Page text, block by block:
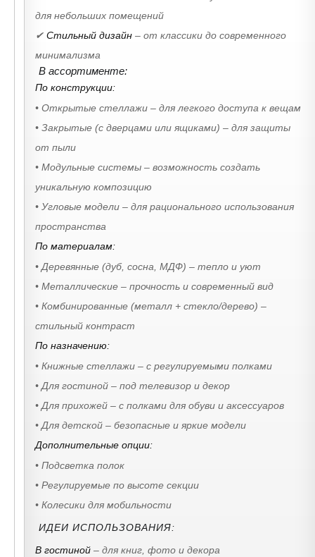
для небольших помещений
✔ Стильный дизайн – от классики до современного
минимализма
В ассортименте:
По конструкции:
• Открытые стеллажи – для легкого доступа к вещам
• Закрытые (с дверцами или ящиками) – для защиты
от пыли
• Модульные системы – возможность создать
уникальную композицию
• Угловые модели – для рационального использования
пространства
По материалам:
• Деревянные (дуб, сосна, МДФ) – тепло и уют
• Металлические – прочность и современный вид
• Комбинированные (металл + стекло/дерево) –
стильный контраст
По назначению:
• Книжные стеллажи – с регулируемыми полками
• Для гостиной – под телевизор и декор
• Для прихожей – с полками для обуви и аксессуаров
• Для детской – безопасные и яркие модели
Дополнительные опции:
• Подсветка полок
• Регулируемые по высоте секции
• Колесики для мобильности
ИДЕИ ИСПОЛЬЗОВАНИЯ:
В гостиной – для книг, фото и декора